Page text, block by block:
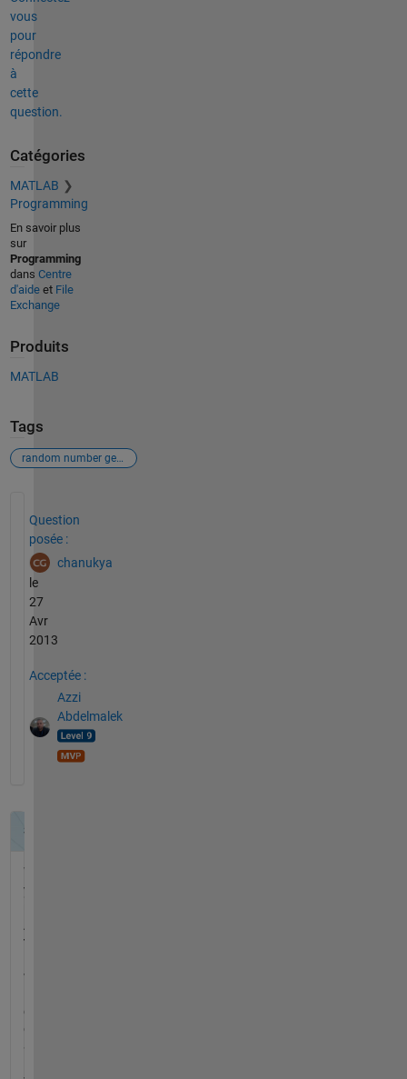
vous
pour
répondre
à
cette
question.
Catégories
MATLAB
Programming
En savoir plus
sur
Programming
dans Centre
d'aideet File
Exchange
Produits
MATLAB
Tags
random number generator
Question
posée :
chanukya
le
27
Avr
2013
Acceptée :
Azzi
Abdelmalek